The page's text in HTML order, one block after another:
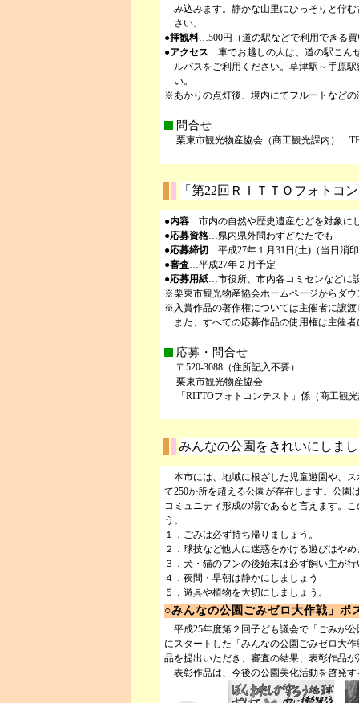
み込みます。静かな山里にひっそりと佇
さい。
●拝観料…500円（道の駅などで利用できる
●アクセス…車でお越しの人は、道の駅こん
ルバスをご利用ください。草津駅～手原
い。
※あかりの点灯後、境内にてフルートなど
問合せ
栗東市観光物産協会（商工観光課内）
「第22回ＲＩＴＴＯフォトコ
●内容…市内の自然や歴史遺産などを対象に
●応募資格…県内県外問わずどなたでも
●応募締切 …平成27年１月31日(土)（当日消
●審査…平成27年２月予定
●応募用紙…市役所、市内各コミセンなどに
※栗東市観光物産協会ホームページからダウ
※入賞作品の著作権については主催者に譲
また、すべての応募作品の使用権は主催
応募・問合せ
〒520-3088（住所記入不要）
栗東市観光物産協会
「RITTOフォトコンテスト」係（商工
みんなの公園をきれいにしま
本市には、地域に根ざした児童遊園や、
て250か所を超える公園が存在します。公園
コミュニティ形成の場であると言えます。
う。
１．ごみは必ず持ち帰りましょう。
２．球技など他人に迷惑をかける遊びはや
３．犬・猫のフンの後始末は必ず飼い主が
４．夜間・早朝は静かにしましょう
５．遊具や植物を大切にしましょう。
○みんなの公園ごみゼロ大作戦」ポ
平成25年度第２回子ども議会で「ごみが
にスタートした「みんなの公園ごみゼロ大
品を提出いただき、審査の結果、表彰作品
表彰作品は、今後の公園美化活動を啓発